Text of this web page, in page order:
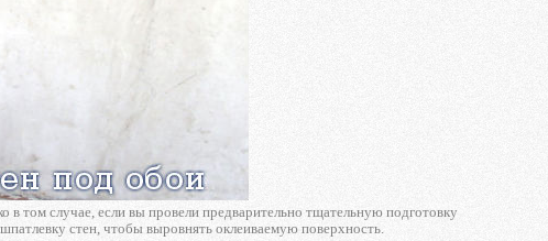
в том случае, если вы провели предварительно тщательную подготовку
стен, чтобы выровнять оклеиваемую поверхность.